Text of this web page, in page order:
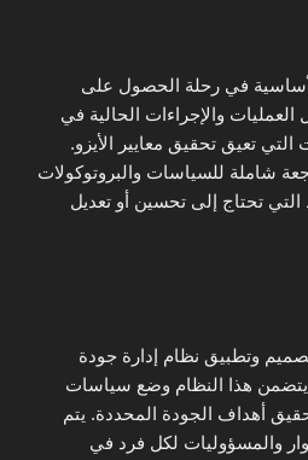
في رحلة الحصول على
العمليات والإجراءات الحالية في
تعيق تحقيق معايير الأيزو.
شاملة للسياسات والبروتوكولات
تحتاج إلى تحسين أو تعديل
وتطبيق نظام إدارة جودة
يتضمن هذا النظام وضع سياسات
أهداف الجودة المحددة. يتم
والمسؤوليات لكل فرد في